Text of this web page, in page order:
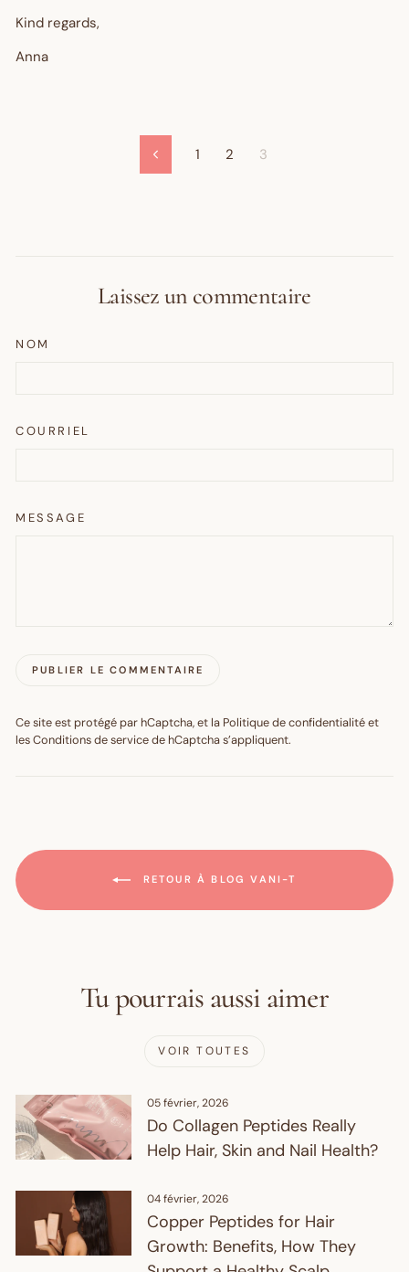
Kind regards,
Anna
Précédent
1 2 3
Laissez un commentaire
NOM
COURRIEL
MESSAGE
PUBLIER LE COMMENTAIRE
Ce site est protégé par hCaptcha, et la Politique de confidentialitéet
lesConditions de servicede hCaptcha s’appliquent.
RETOUR À BLOG VANI-T
Tu pourrais aussi aimer
VOIR TOUTES
05 février, 2026
Do Collagen Peptides Really
Help Hair, Skin and Nail Health?
04 février, 2026
Copper Peptides for Hair
Growth: Benefits, How They